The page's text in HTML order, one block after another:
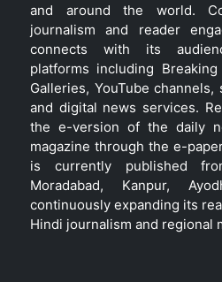
and around the world.
journalism and reader
connects with its
platforms including
Galleries, YouTube
and digital news services.
the e-version of the daily
magazine through the e-
is currently published
Moradabad, Kanpur,
continuously expanding its
Hindi journalism and regional